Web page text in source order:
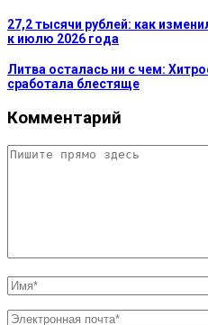
27,2 тысячи рублей: как
к июлю 2026 года
Литва осталась ни с чем:
сработала блестяще
Комментарий